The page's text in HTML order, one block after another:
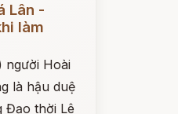
Lân -
làm
người Hoài
là hậu duệ
Đạo thời Lê